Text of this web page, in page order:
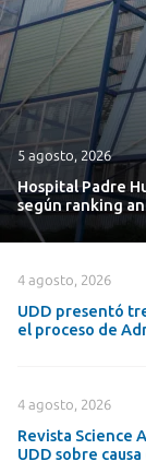
5 agosto, 2026
Hospital Padre
según ranking
4 agosto, 2026
UDD presentó
el proceso de
4 agosto, 2026
Revista Science
UDD sobre